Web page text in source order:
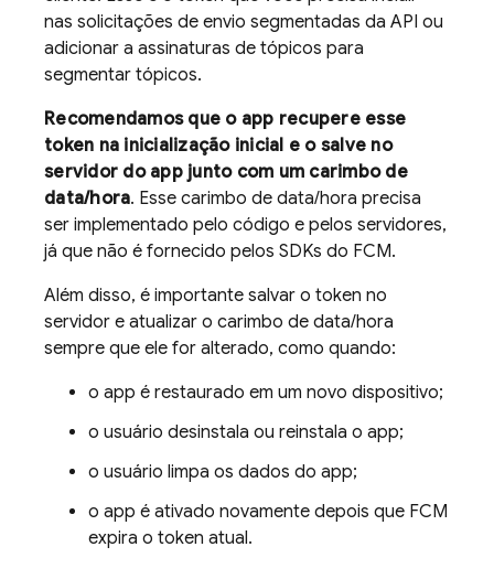
nas solicitações de envio segmentadas da API ou
adicionar a assinaturas de tópicos para
segmentar tópicos.
Recomendamos que o app recupere esse
token na inicialização inicial e o salve no
servidor do app junto com um carimbo de
data/hora. Esse carimbo de data/hora precisa
ser implementado pelo código e pelos servidores,
já que não é fornecido pelos SDKs do FCM.
Além disso, é importante salvar o token no
servidor e atualizar o carimbo de data/hora
sempre que ele for alterado, como quando:
o app é restaurado em um novo dispositivo;
o usuário desinstala ou reinstala o app;
o usuário limpa os dados do app;
o app é ativado novamente depois que FCM
expira o token atual.